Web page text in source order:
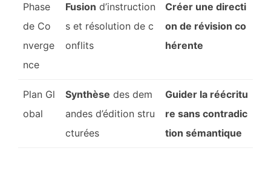
Phase
de Co
nverge
nce
Fusion d’instruction
s et résolution de c
onflits
Créer une directi
on de révision co
hérente
Plan Gl
obal
Synthèse des dem
andes d’édition stru
cturées
Guider la réécritu
re sans contradic
tion sémantique